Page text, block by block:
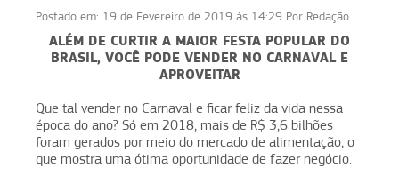
Postado em: 19 de Fevereiro de 2019 às 14:29 Por Redação
ALÉM DE CURTIR A MAIOR FESTA POPULAR DO
BRASIL, VOCÊ PODE VENDER NO CARNAVAL E
APROVEITAR
Que tal vender no Carnaval e ficar feliz da vida nessa
época do ano? Só em 2018, mais de R$ 3,6 bilhões
foram gerados por meio do mercado de alimentação, o
que mostra uma ótima oportunidade de fazer negócio.